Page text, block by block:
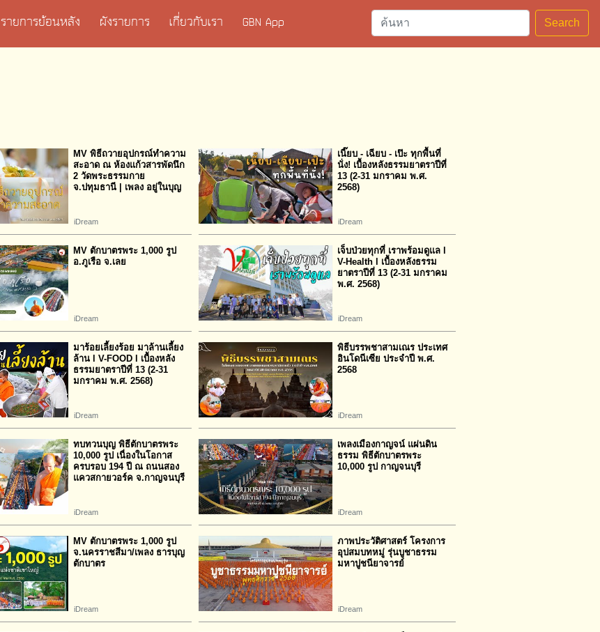
รายการย้อนหลัง ผังรายการ เกี่ยวกับเรา GBN App Search
MV พิธีถวายอุปกรณ์ทำความ
สะอาด ณ ห้องแก้วสารพัดนึก
2 วัดพระธรรมกาย
จ.ปทุมธานี | เพลง อยู่ในบุญ
iDream
เนี๊ยบ - เฉียบ - เป๊ะ ทุกพื้นที่
นั่ง! เบื้องหลังธรรมยาตราปีที่
13 (2-31 มกราคม พ.ศ.
2568)
iDream
MV ตักบาตรพระ 1,000 รูป
อ.ภูเรือ จ.เลย
iDream
เจ็บป่วยทุกที่ เราพร้อมดูแล l
V-Health l เบื้องหลังธรรม
ยาตราปีที่ 13 (2-31 มกราคม
พ.ศ. 2568)
iDream
มาร้อยเลี้ยงร้อย มาล้านเลี้ยง
ล้าน l V-FOOD l เบื้องหลัง
ธรรมยาตราปีที่ 13 (2-31
มกราคม พ.ศ. 2568)
iDream
พิธีบรรพชาสามเณร ประเทศ
อินโดนีเซีย ประจำปี พ.ศ.
2568
iDream
ทบทวนบุญ พิธีตักบาตรพระ
10,000 รูป เนื่องในโอกาส
ครบรอบ 194 ปี ณ ถนนสอง
แควสกายวอร์ค จ.กาญจนบุรี
iDream
เพลงเมืองกาญจน์ แผ่นดิน
ธรรม พิธีตักบาตรพระ
10,000 รูป กาญจนบุรี
iDream
MV ตักบาตรพระ 1,000 รูป
จ.นครราชสีมา/เพลง ธารบุญ
ตักบาตร
iDream
ภาพประวัติศาสตร์ โครงการ
อุปสมบทหมู่ รุ่นบูชาธรรม
มหาปูชนียาจารย์
iDream